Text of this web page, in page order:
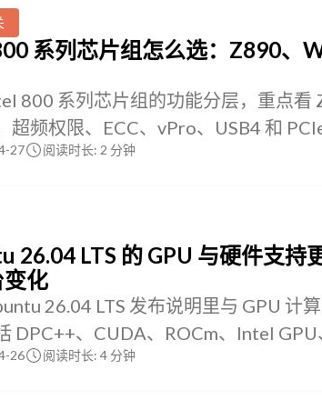
系列芯片组怎么选：Z890、
800 系列芯片组的功能分层，重点
超频权限、ECC、vPro、USB4 和
27 阅读时长: 2 分钟
26.04 LTS 的 GPU 与硬件支持
化
26.04 LTS 发布说明里与 GPU 计
DPC++、CUDA、ROCm、Intel GPU
26 阅读时长: 4 分钟